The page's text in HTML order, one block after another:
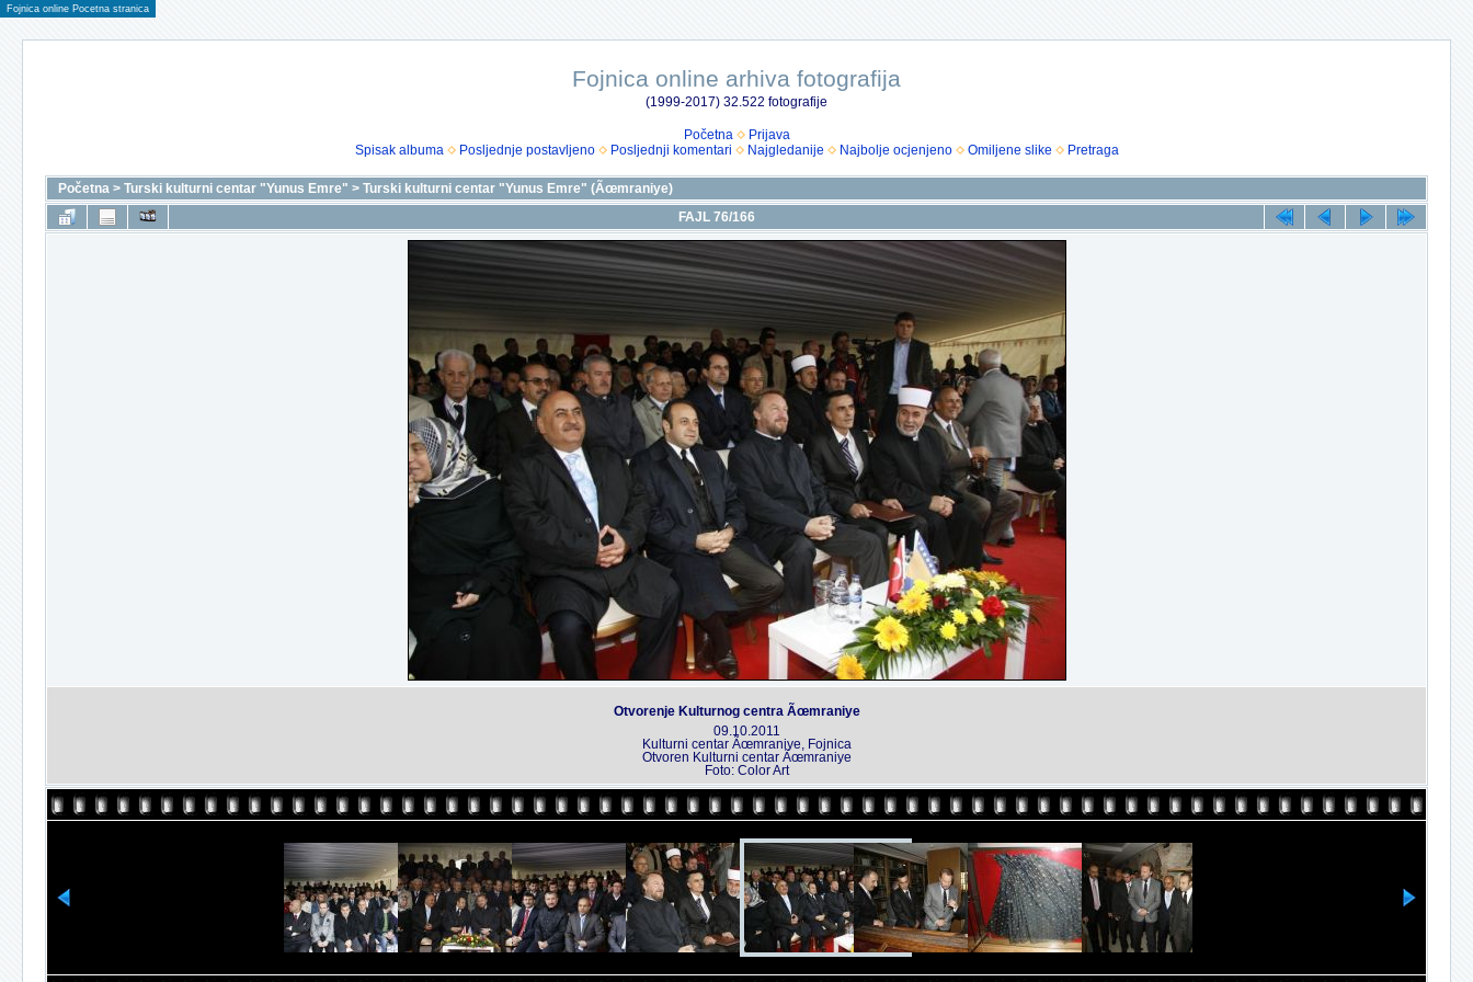
Fojnica online Pocetna stranica
Fojnica online arhiva fotografija
(1999-2017) 32.522 fotografije
Početna
Prijava
Spisak albuma
Posljednje postavljeno Posljednji komentari Najgledanije Najbolje ocjenjeno Omiljene slike Pretraga
Početna > Turski kulturni centar "Yunus Emre" > Turski kulturni centar "Yunus Emre" (Ãœmraniye)
FAJL 76/166
Otvorenje Kulturnog centra Ãœmraniye
09.10.2011
Kulturni centar Ãœmraniye, Fojnica
Otvoren Kulturni centar Ãœmraniye
Foto: Color Art